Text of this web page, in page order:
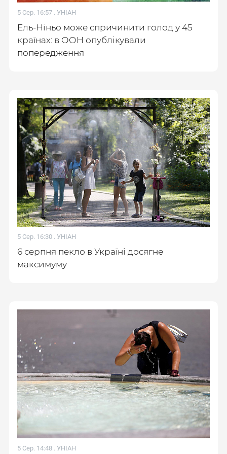
5 Сер. 16:57 . УНІАН
Ель-Ніньо може спричинити голод у 45
країнах: в ООН опублікували
попередження
5 Сер. 16:30 . УНІАН
6 серпня пекло в Україні досягне
максимуму
5 Сер. 14:48 . УНІАН